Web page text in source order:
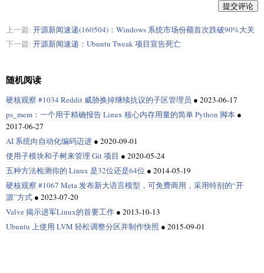
提交评论
上一篇: 开源新闻速递(160504)：Windows 系统市场份额首次跌破90%大关
下一篇: 开源新闻速递：Ubuntu Tweak 项目宣告死亡
随机阅读
硬核观察 #1034 Reddit 威胁换掉继续抗议的子区管理员 ● 2023-06-17
ps_mem：一个用于精确报告 Linux 核心内存用量的简单 Python 脚本 ●
2017-06-27
AI 系统向自动化编码迈进 ● 2020-09-01
使用子模块和子树来管理 Git 项目 ● 2020-05-24
五种方法检测你的 Linux 是32位还是64位 ● 2014-05-19
硬核观察 #1067 Meta 发布新大语言模型，可免费商用，采用特别的“开
源”方式 ● 2023-07-20
Valve 揭示进军Linux的首要工作 ● 2013-10-13
Ubuntu 上使用 LVM 轻松调整分区并制作快照 ● 2015-09-01